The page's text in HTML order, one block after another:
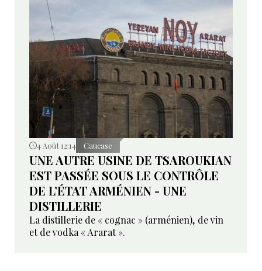
4 Août 12:14 Caucase
UNE AUTRE USINE DE TSAROUKIAN
EST PASSÉE SOUS LE CONTRÔLE
DE L’ÉTAT ARMÉNIEN - UNE
DISTILLERIE
La distillerie de « cognac » (arménien), de vin
et de vodka « Ararat ».